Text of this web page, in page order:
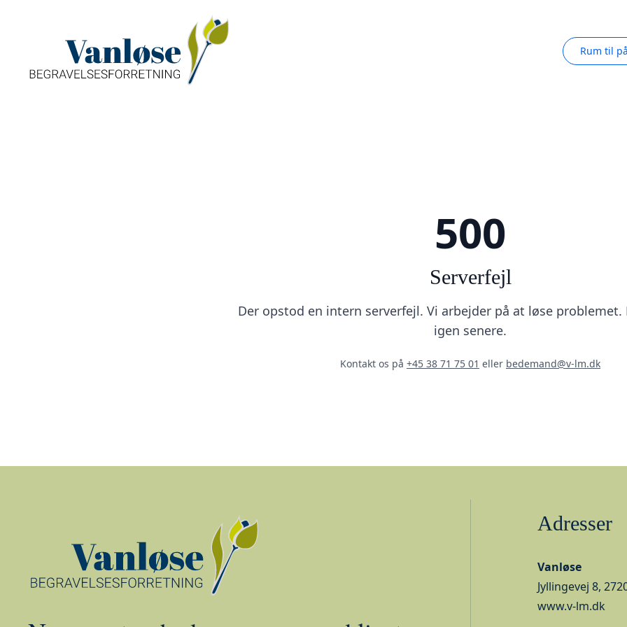
Rum til
500
Serverfejl
Der opstod en intern serverfejl. Vi arbejder på at løse problemet.
igen senere.
Kontakt os på +45 38 71 75 01 eller bedemand@v-lm.dk
Adresser
Vanløse
Jyllingevej 8,
www.v-lm.dk